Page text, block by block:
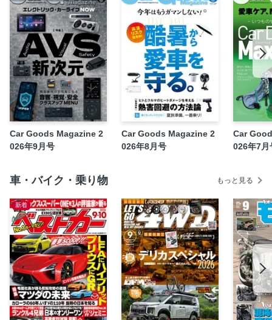
アフターパーツ解体新書「JSC・Z-GUARD」
技術の深層「ドライアイス洗浄機」
研究所通信「高輝度フラットLED」
便利な裏ワザ、教えます「カーDIY・ライフハック」
日本各地の鉄道風景をたどる「鉄道をゆく」
大人の遊び時間「煩悩BUONO」
CGMデータベース「セールス＆欲しいMONOランキング」
読者の広場「ガレージトーク」
読者モニターREPORT「使ってわかった！ぶっちゃけ告
誌面参加プログラム モニターレポーター大募集
裏表紙
Car Goods Magazine 2
026年9月号
Car Goods Magazine 2
026年8月号
Car
026年7月
車・バイク・乗り物 もっと見る
新着